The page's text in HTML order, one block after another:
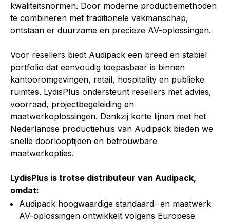
kwaliteitsnormen. Door moderne productiemethoden
te combineren met traditionele vakmanschap,
ontstaan er duurzame en precieze AV-oplossingen.
Voor resellers biedt Audipack een breed en stabiel
portfolio dat eenvoudig toepasbaar is binnen
kantooromgevingen, retail, hospitality en publieke
ruimtes. LydisPlus ondersteunt resellers met advies,
voorraad, projectbegeleiding en
maatwerkoplossingen. Dankzij korte lijnen met het
Nederlandse productiehuis van Audipack bieden we
snelle doorlooptijden en betrouwbare
maatwerkopties.
LydisPlus is trotse distributeur van Audipack,
omdat:
Audipack hoogwaardige standaard- en maatwerk
AV-oplossingen ontwikkelt volgens Europese